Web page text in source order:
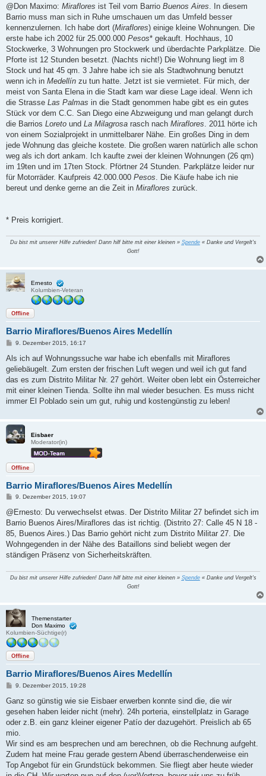
i
r
a
@Don Maximo: Miraflores ist Teil vom Barrio Buenos Aires . In diesem
Barrio muss man sich in Ruhe umschauen um das Umfeld besser
kennenzulernen. Ich habe dort (Miraflores) einige kleine Wohnungen. Die
erste habe ich 2002 für 25.000.000 Pesos* gekauft. Hochhaus, 10
Stockwerke, 3 Wohnungen pro Stockwerk und überdachte Parkplätze. Die
Pforte ist 12 Stunden besetzt. (Nachts nicht!) Die Wohnung liegt im 8
Stock und hat 45 qm. 3 Jahre habe ich sie als Stadtwohnung benutzt
wenn ich in Medellín zu tun hatte. Jetzt ist sie vermietet. Für mich, der
meist von Santa Elena in die Stadt kam war diese Lage ideal. Wenn ich
die Strasse Las Palmas in die Stadt genommen habe gibt es ein gutes
Stück vor dem C.C. San Diego eine Abzweigung und man gelangt durch
die Barrios Loreto und La Milagrosa rasch nach Miraflores . 2011 hörte ich
von einem Sozialprojekt in unmittelbarer Nähe. Ein großes Ding in dem
jede Wohnung das gleiche kostete. Die großen waren natürlich alle schon
weg als ich dort ankam. Ich kaufte zwei der kleinen Wohnungen (26 qm)
im 19ten und im 17ten Stock. Pförtner 24 Stunden. Parkplätze leider nur
für Motorräder. Kaufpreis 42.000.000 Pesos . Die Käufe habe ich nie
bereut und denke gerne an die Zeit in Miraflores zurück.
* Preis korrigiert.
Du bist mit unserer Hilfe zufrieden! Dann hilf bitte mit einer kleinen » Spende« Danke und Vergelt's
Gott!
Ernesto
Kolumbien-Veteran
Offline
Barrio Miraflores/Buenos Aires Medellín
B
i
r
a
9. Dezember 2015, 16:17
Als ich auf Wohnungssuche war habe ich ebenfalls mit Miraflores
geliebäugelt. Zum ersten der frischen Luft wegen und weil ich gut fand
das es zum Distrito Militar Nr. 27 gehört. Weiter oben lebt ein Österreicher
mit einer kleinen Tienda. Sollte ihn mal wieder besuchen. Es muss nicht
immer El Poblado sein um gut, ruhig und kostengünstig zu leben!
Eisbaer
Moderator(in)
Offline
Barrio Miraflores/Buenos Aires Medellín
B
i
r
a
g
9. Dezember 2015, 19:07
@Ernesto: Du verwechselst etwas. Der Distrito Militar 27 befindet sich im
Barrio Buenos Aires/Miraflores das ist richtig. (Distrito 27: Calle 45 N 18 -
85, Buenos Aires.) Das Barrio gehört nicht zum Distrito Militar 27. Die
Wohngegenden in der Nähe des Bataillons sind beliebt wegen der
ständigen Präsenz von Sicherheitskräften.
Du bist mit unserer Hilfe zufrieden! Dann hilf bitte mit einer kleinen » Spende« Danke und Vergelt's
Gott!
Themenstarter
Don Maximo
Kolumbien-Süchtige(r)
Offline
Barrio Miraflores/Buenos Aires Medellín
B
i
r
a
9. Dezember 2015, 19:28
Ganz so günstig wie sie Eisbaer erwerben konnte sind die, die wir
gesehen haben leider nicht (mehr). 24h porteria, einstellplatz in Garage
oder z.B. ein ganz kleiner eigener Patío der dazugehört. Preislich ab 65
mio.
Wir sind es am besprechen und am berechnen, ob die Rechnung aufgeht.
Zudem hat meine Frau gerade gestern Abend überraschenderweise ein
Top Angebot für ein Grundstück bekommen. Sie fliegt aber heute wieder